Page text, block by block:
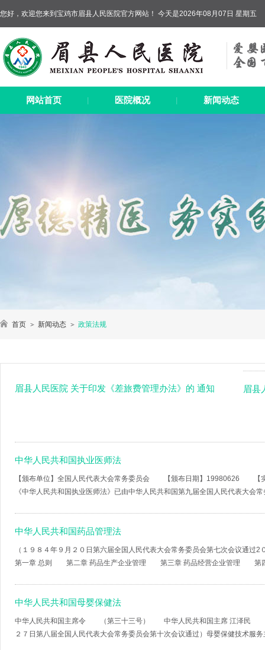
您好，欢迎您来到宝鸡市眉县人民医院官方网站！ 今天是2026年08月07日 星期五
网站首页 医院概况 新闻动态
首页 新闻动态 政策法规
眉县人民医院 关于印发《差旅费管理办法》的 通知 眉县
中华人民共和国执业医师法
【颁布单位】全国人民代表大会常务委员会 【颁布日期】
《中华人民共和国执业医师法》已由中华人民共和国第九届全国人民代表大会
中华人民共和国药品管理法
（１９８４年９月２０日第六届全国人民代表大会常务委员会第七次会议通
第一章 总则 第二章 药品生产企业管理 第三章 药品经营企业管理 第四
中华人民共和国母婴保健法
中华人民共和国主席令 （第三十三号） 中华人民共和国主席 江泽民
２７日第八届全国人民代表大会常务委员会第十次会议通过）母婴保健技术